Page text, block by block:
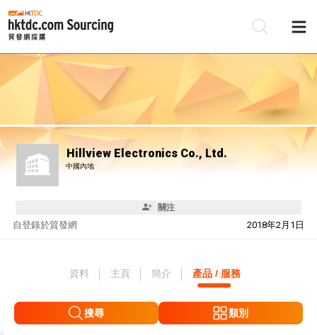
Hillview Electronics Co., Ltd.
中國內地
關注
自 2018年2月1日
登錄於貿發網
資料 主頁 簡介 產品 / 服務
搜尋 類別